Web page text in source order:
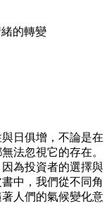
的轉變
日俱增，不論是在
法忽視它的存在。
為投資者的選擇與
中，我們從不同角
人們的氣候變化意